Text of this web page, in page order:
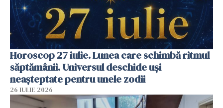
Horoscop 27 iulie. Lunea care schimbă ritmul
săptămânii. Universul deschide uși
neașteptate pentru unele zodii
26 IULIE 2026